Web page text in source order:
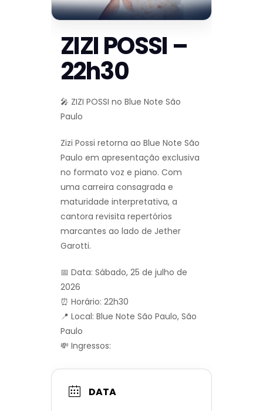
ZIZI POSSI –
22h30
🎤 ZIZI POSSI no Blue Note São
Paulo
Zizi Possi retorna ao Blue Note São
Paulo em apresentação exclusiva
no formato voz e piano. Com
uma carreira consagrada e
maturidade interpretativa, a
cantora revisita repertórios
marcantes ao lado de Jether
Garotti.
📅 Data: Sábado, 25 de julho de
2026
⏰ Horário: 22h30
📍 Local: Blue Note São Paulo, São
Paulo
💸 Ingressos:
DATA